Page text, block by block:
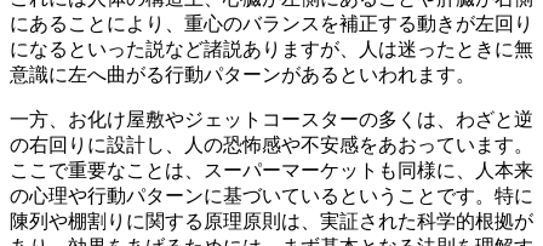
にあることにより、重心のバランスを補正する動きが左回り
になるといった説など諸説ありますが、人は迷ったときに無
意識に左へ曲がる行動パターンがあるといわれます。
一方、お化け屋敷やジェットコースターの多くは、わざと逆
の右回りに設計し、人の恐怖感や不安感をあおっています。
ここで重要なことは、スーパーマーケットも同様に、人本来
の心理や行動パターンに基づいているということです。特に
陳列や棚割りに関する原理原則は、実証された科学的根拠が